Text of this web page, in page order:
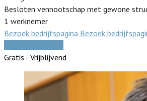
Besloten vennootschap met gewone
1 werknemer
Bezoek bedrijfspagina Bezoek
Gratis - Vrijblijvend